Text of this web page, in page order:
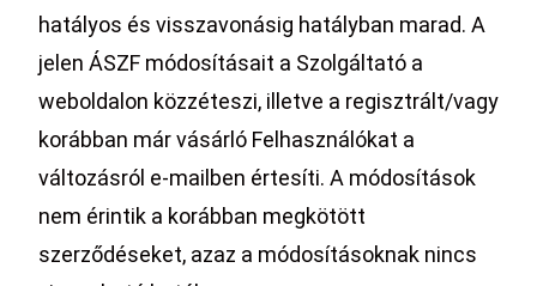
hatályos és visszavonásig hatályban marad. A
jelen ÁSZF módosításait a Szolgáltató a
weboldalon közzéteszi, illetve a regisztrált/vagy
korábban már vásárló Felhasználókat a
változásról e-mailben értesíti. A módosítások
nem érintik a korábban megkötött
szerződéseket, azaz a módosításoknak nincs